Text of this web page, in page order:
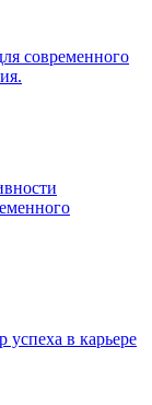
современного
в карьере